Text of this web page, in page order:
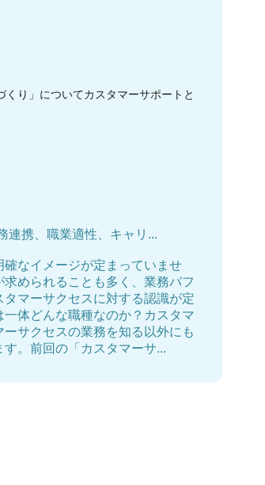
り」についてカスタマーサポートと
連携、職業適性、キャリ...
なイメージが定まっていませ
められることも多く、業務パフ
マーサクセスに対する認識が定
体どんな職種なのか？カスタマ
サクセスの業務を知る以外にも
。前回の「カスタマーサ...